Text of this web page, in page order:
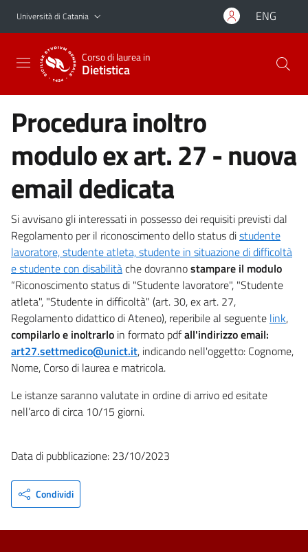
Vai al contenuto principale
Vai al menu di navigazione
Università di Catania ENG
Corso di laurea in
Dietistica
Procedura inoltro
modulo ex art. 27 - nuova
email dedicata
Si avvisano gli interessati in possesso dei requisiti previsti dal
Regolamento per il riconoscimento dello status distudente
lavoratore, studente atleta, studente in situazione di difficoltà
e studente con disabilitàche dovrannostampare il modulo
“Riconoscimento status di "Studente lavoratore", "Studente
atleta", "Studente in difficoltà" (art. 30, ex art. 27,
Regolamento didattico di Ateneo), reperibile al seguente link,
compilarlo e inoltrarlo in formato pdfall'indirizzo email:
art27.settmedico@unict.it, indicando nell'oggetto: Cognome,
Nome, Corso di laurea e matricola.
Le istanze saranno valutate in ordine di arrivo ed esitate
nell’arco di circa 10/15 giorni.
Data di pubblicazione: 23/10/2023
Condividi